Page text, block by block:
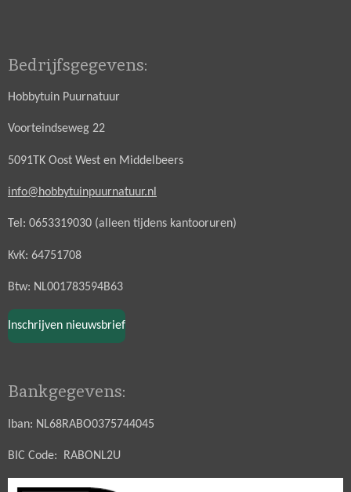
Bedrijfsgegevens:
Hobbytuin Puurnatuur
Voorteindseweg 22
5091TK Oost West en Middelbeers
info@hobbytuinpuurnatuur.nl
Tel: 0653319030 (alleen tijdens kantooruren)
KvK: 64751708
Btw: NL001783594B63
Inschrijven nieuwsbrief
Bankgegevens:
Iban: NL68RABO0375744045
BIC Code: RABONL2U